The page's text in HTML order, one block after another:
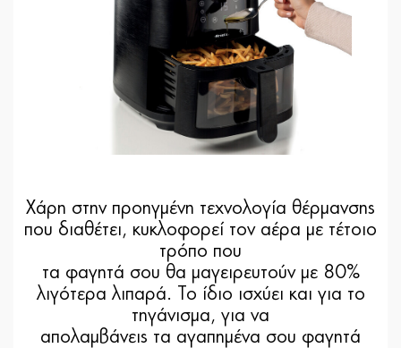
Χάρη στην προηγμένη τεχνολογία θέρμανσης
που διαθέτει, κυκλοφορεί τον αέρα με τέτοιο
τρόπο που
τα φαγητά σου θα μαγειρευτούν με 80%
λιγότερα λιπαρά. Το ίδιο ισχύει και για το
τηγάνισμα, για να
απολαμβάνεις τα αγαπημένα σου φαγητά